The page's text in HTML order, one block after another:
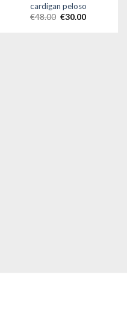
cardigan peloso
€48.00 €30.00